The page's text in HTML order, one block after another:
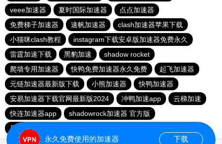
veee加速器
夏时国际加速器
点点加速器
免费梯子加速器
速帆加速器
clash加速器苹果下载
小猫咪clash教程
instagram下载安卓版加速器免费永久
雷霆加速下载
黑豹加速
shadow rocket
爬墙专用加速器
快鸭免费加速器永久免费
起飞加速器
元链加速器最新版下载
小熊加速器
快鸭加速器
安易加速器下载官网最新版2024
冲鸭加速app
云梯加速
快连加速器app
shadowrock加速器 官方版
原子加速器app下载官网最新版
永久免费使用的加速器 下载